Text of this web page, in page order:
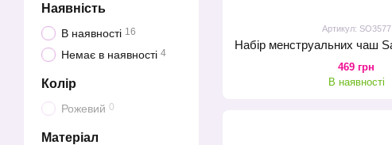
Артикул: SO3577
469 грн
В наявності
Наявність
В наявності 16
Немає в наявності 4
Колір
Рожевий 0
Матеріал